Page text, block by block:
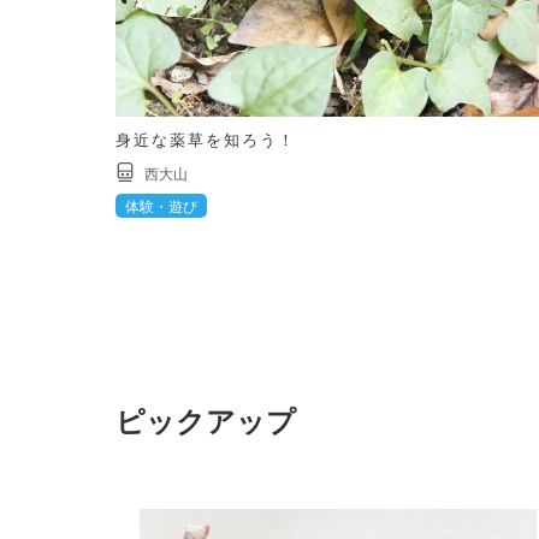
身近な薬草を知ろう！
西大山
体験・遊び
ピックアップ